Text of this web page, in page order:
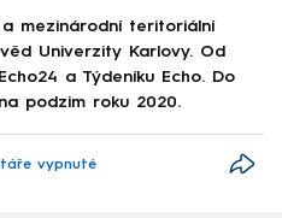
mezinárodní teritoriální
Univerzity Karlovy. Od
a Týdeníku Echo. Do
podzim roku 2020.
vypnuté